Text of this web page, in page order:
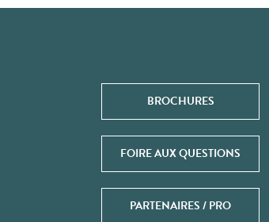
BROCHURES
FOIRE AUX QUESTIONS
PARTENAIRES / PRO